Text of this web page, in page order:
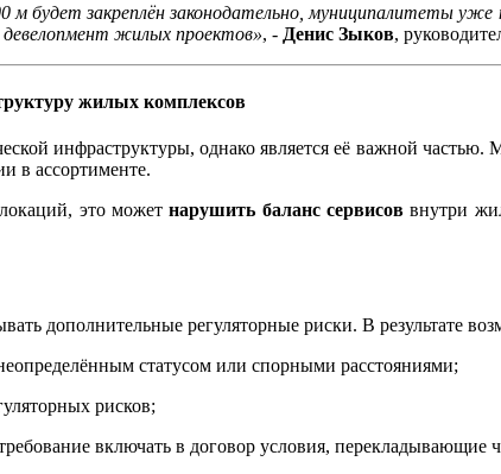
м будет закреплён законодательно, муниципалитеты
жилых проектов», - Денис Зыков,
жилых комплексов
инфраструктуры, однако является её важной
в ассортименте.
это можетнарушить баланс сервисоввнутри
дополнительные регуляторные риски. В результате
статусом или спорными расстояниями;
рисков;
включать в договор условия, перекладывающие